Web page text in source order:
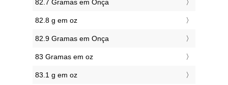
82.7 Gramas em Onça
82.8 g em oz
82.9 Gramas em Onça
83 Gramas em oz
83.1 g em oz